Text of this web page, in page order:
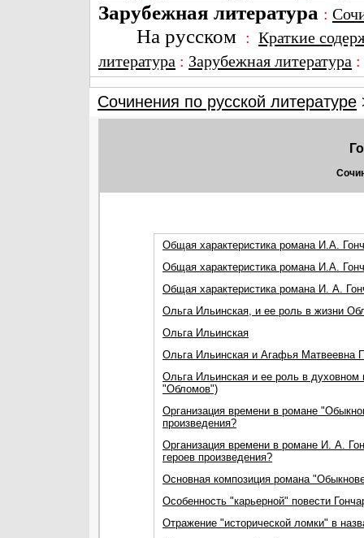
Зарубежная литература :
На русском : Краткие
литература : Зарубежная литература
Сочинения по русской литературе
Общая характеристика романа И.А.
Общая характеристика романа И.А.
Общая характеристика романа И. А.
Ольга Ильинская, и ее роль в жизни
Ольга Ильинская
Ольга Ильинская и Агафья Матвеевна
Ольга Ильинская и ее роль в
"Обломов")
Организация времени в романе
произведения?
Организация времени в романе И. А.
героев произведения?
Основная композиция романа
Особенность "карьерной" повести
Отражение "исторической ломки" в